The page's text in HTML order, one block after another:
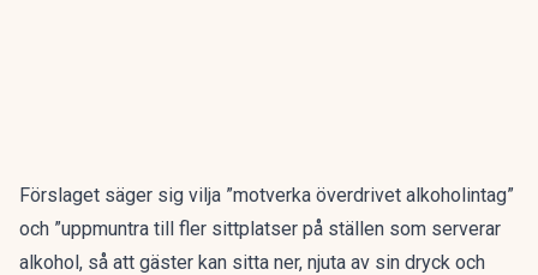
Förslaget säger sig vilja ”motverka överdrivet alkoholintag”
och ”uppmuntra till fler sittplatser på ställen som serverar
alkohol, så att gäster kan sitta ner, njuta av sin dryck och